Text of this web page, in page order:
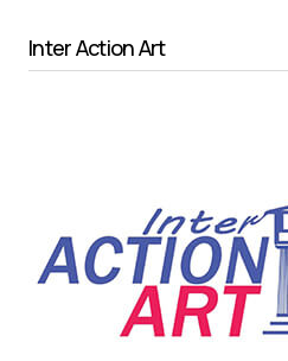
Inter Action Art